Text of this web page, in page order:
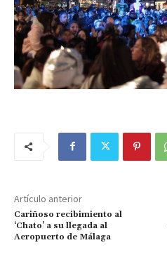
Artículo anterior
Cariñoso recibimiento al
‘Chato’ a su llegada al
Aeropuerto de Málaga